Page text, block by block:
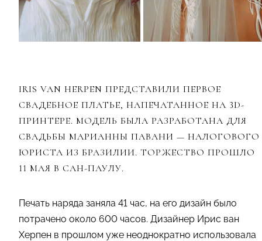
IRIS VAN HERPEN ПРЕДСТАВИЛИ ПЕРВОЕ
СВАДЕБНОЕ ПЛАТЬЕ, НАПЕЧАТАННОЕ НА 3D-
ПРИНТЕРЕ. МОДЕЛЬ БЫЛА РАЗРАБОТАНА ДЛЯ
СВАДЬБЫ МАРИАННЫ ПАВАНИ — НАЛОГОВОГО
ЮРИСТА ИЗ БРАЗИЛИИ. ТОРЖЕСТВО ПРОШЛО
11 МАЯ В САН-ПАУЛУ.
Печать наряда заняла 41 час, на его дизайн было
потрачено около 600 часов. Дизайнер Ирис ван
Херпен в прошлом уже неоднократно использовала